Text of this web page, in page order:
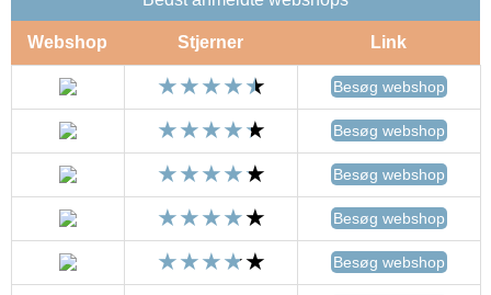
Webshop Stjerner Link
Besøg webshop
Besøg webshop
Besøg webshop
Besøg webshop
Besøg webshop